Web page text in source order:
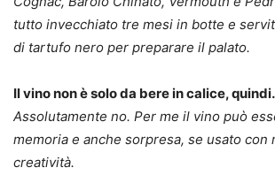
tutto invecchiato tre mesi in botte e
di tartufo nero per preparare il palato.
Il vino non è solo da bere in calice,
Assolutamente no. Per me il vino può
memoria e anche sorpresa, se usato con
creatività.